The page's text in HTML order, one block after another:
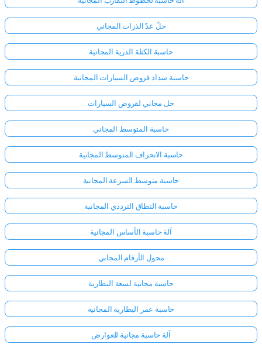
حلّ عدّ الذرات المجاني
حاسبة الكتلة الذرية المجانية
حاسبة سداد قروض السيارات المجانية
حل مجاني لقروض السيارات
حاسبة المتوسط المجاني
حاسبة الانحراف المتوسط المجانية
حاسبة متوسط السرعة المجانية
حاسبة النطاق الترددي المجانية
آلة حاسبة الأساس المجانية
محول الأرقام المجاني
حاسبة مجانية لسعة البطارية
حاسبة عمر البطارية المجانية
آلة حاسبة مجانية للعوارض